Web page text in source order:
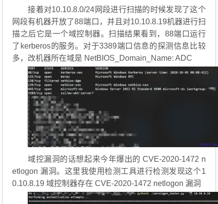
接着对10.10.8.0/24网段进行扫描的时候发现了这个
网段有机器开放了88端口，并且对10.10.8.19机器进行扫
描之后它是一个域控制器。扫描结果看到，88端口运行
了kerberos的服务。对于3389端口信息的探测信息比较
多，改机器所在域是 NetBIOS_Domain_Name: ADC
域控漏洞的话想起来今年爆出的 CVE-2020-1472 n
etlogon 漏洞。这里我使用检测工具进行检测发现这个1
0.10.8.19 域控制器存在 CVE-2020-1472 netlogon 漏洞